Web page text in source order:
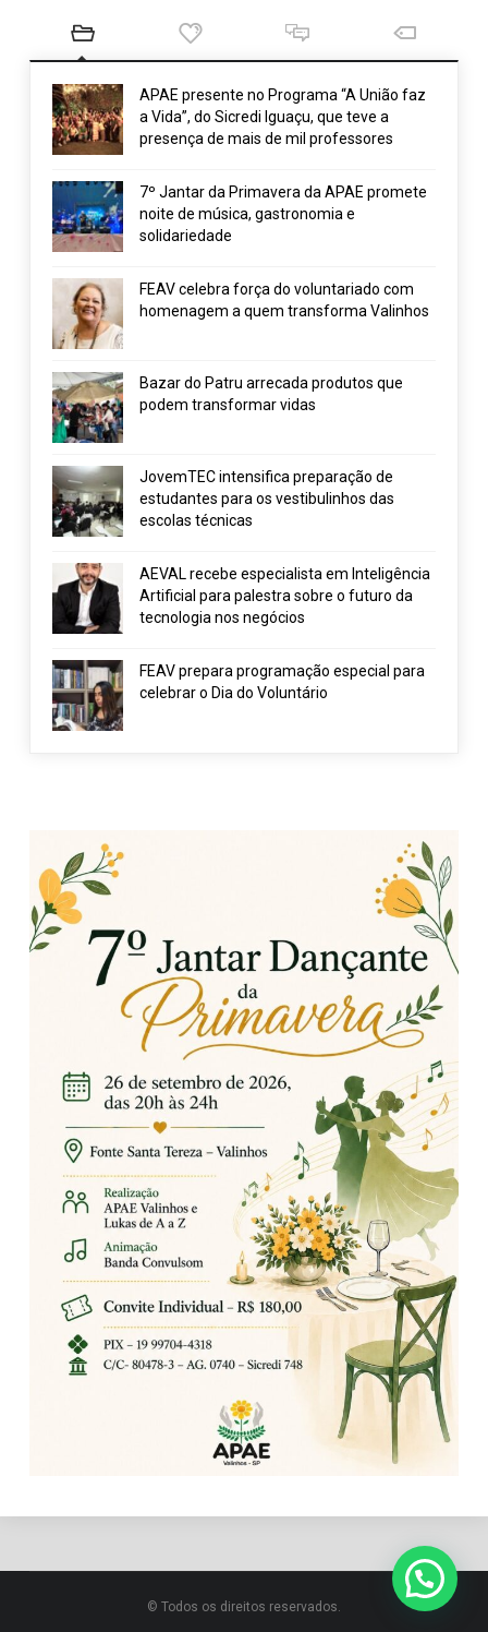
APAE presente no Programa “A União faz
a Vida”, do Sicredi Iguaçu, que teve a
presença de mais de mil professores
7º Jantar da Primavera da APAE promete
noite de música, gastronomia e
solidariedade
FEAV celebra força do voluntariado com
homenagem a quem transforma Valinhos
Bazar do Patru arrecada produtos que
podem transformar vidas
JovemTEC intensifica preparação de
estudantes para os vestibulinhos das
escolas técnicas
AEVAL recebe especialista em Inteligência
Artificial para palestra sobre o futuro da
tecnologia nos negócios
FEAV prepara programação especial para
celebrar o Dia do Voluntário
© Todos os direitos reservados.